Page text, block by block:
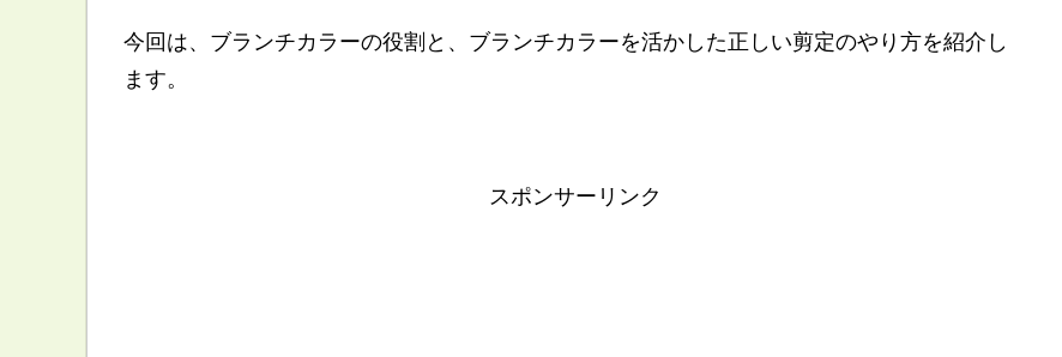
今回は、ブランチカラーの役割と、ブランチカラーを活かした正しい剪定のやり方を紹介し
ます。
スポンサーリンク